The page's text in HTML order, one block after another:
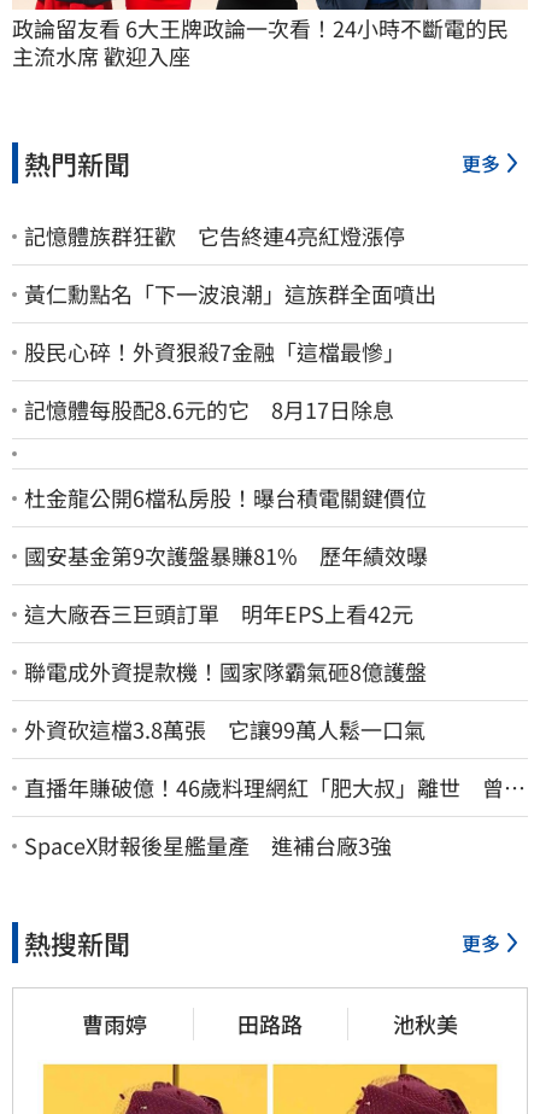
政論留友看 6大王牌政論一次看！24小時不斷電的民
主流水席 歡迎入座
熱門新聞 更多
記憶體族群狂歡 它告終連4亮紅燈漲停
黃仁勳點名「下一波浪潮」這族群全面噴出
股民心碎！外資狠殺7金融「這檔最慘」
記憶體每股配8.6元的它 8月17日除息
杜金龍公開6檔私房股！曝台積電關鍵價位
國安基金第9次護盤暴賺81% 歷年績效曝
這大廠吞三巨頭訂單 明年EPS上看42元
聯電成外資提款機！國家隊霸氣砸8億護盤
外資砍這檔3.8萬張 它讓99萬人鬆一口氣
直播年賺破億！46歲料理網紅「肥大叔」離世 曾連
播17小時辛酸面曝
SpaceX財報後星艦量產 進補台廠3強
熱搜新聞 更多
曹雨婷 田路路 池秋美